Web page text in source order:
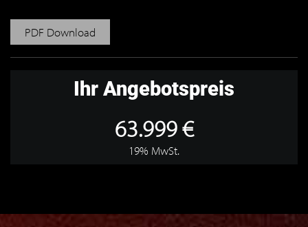
PDF Download
Ihr Angebotspreis
63.999 €
19% MwSt.